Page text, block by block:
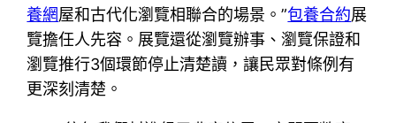
養網屋和古代化瀏覽相聯合的場景。”包養合約展
覽擔任人先容。展覽還從瀏覽辦事、瀏覽保證和
瀏覽推行3個環節停止清楚讀，讓民眾對條例有
更深刻清楚。